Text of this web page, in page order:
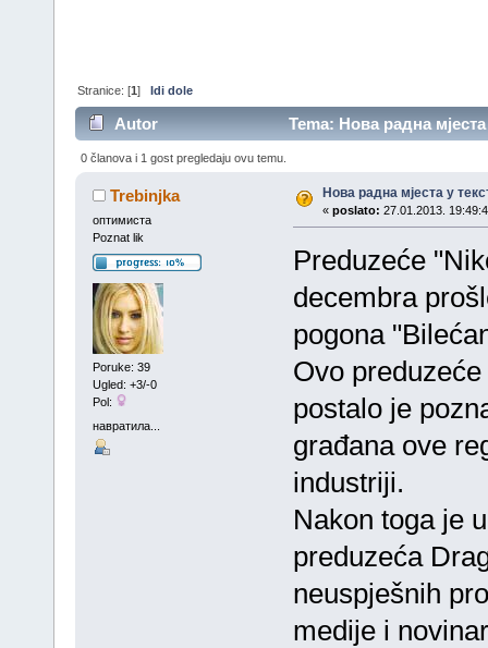
Stranice: [1]Idi dole
Autor Tema: Нова радна
0 članova i 1 gost pregledaju ovu temu.
Trebinjka
оптимиста
Poznat lik
Poruke: 39
Ugled: +3/-0
Pol:
навратила...
Нова радна мјеста у
« poslato: 27.01.2013.
Preduzeće
decembra
pogona
Ovo
postalo je
građana ove
industriji.
Nakon toga je
preduzeća
neuspješnih
medije i